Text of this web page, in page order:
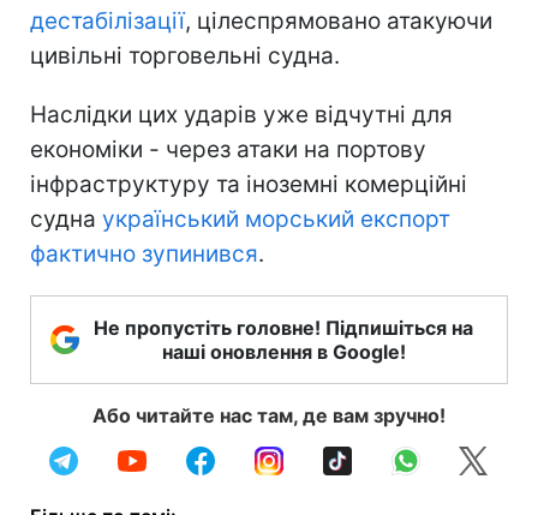
дестабілізації, цілеспрямовано атакуючи
цивільні торговельні судна.
Наслідки цих ударів уже відчутні для
економіки - через атаки на портову
інфраструктуру та іноземні комерційні
судна український морський експорт
фактично зупинився.
Не пропустіть головне! Підпишіться на
наші оновлення в Google!
Або читайте нас там, де вам зручно!